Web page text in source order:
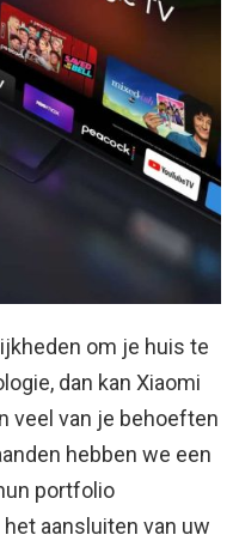
om je huis te
dan kan Xiaomi
veel van je behoeften
hebben we een
portfolio
aansluiten van uw